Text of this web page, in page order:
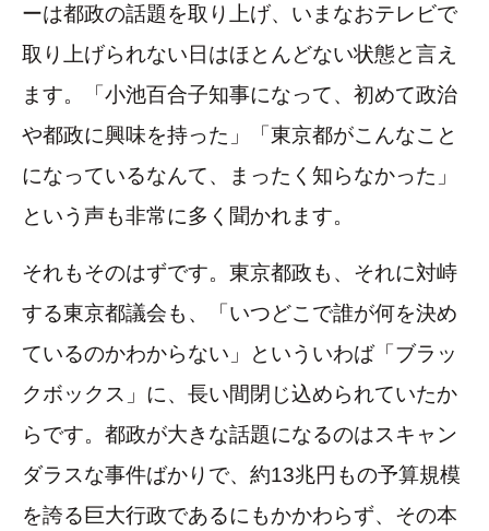
ーは都政の話題を取り上げ、いまなおテレビで
取り上げられない日はほとんどない状態と言え
ます。「小池百合子知事になって、初めて政治
や都政に興味を持った」「東京都がこんなこと
になっているなんて、まったく知らなかった」
という声も非常に多く聞かれます。
それもそのはずです。東京都政も、それに対峙
する東京都議会も、「いつどこで誰が何を決め
ているのかわからない」といういわば「ブラッ
クボックス」に、長い間閉じ込められていたか
らです。都政が大きな話題になるのはスキャン
ダラスな事件ばかりで、約13兆円もの予算規模
を誇る巨大行政であるにもかかわらず、その本